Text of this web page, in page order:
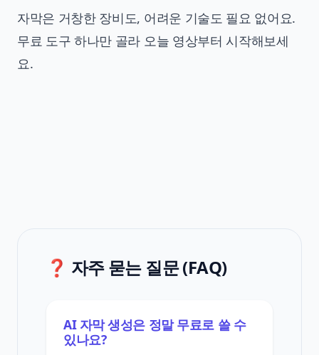
자막은 거창한 장비도, 어려운 기술도 필요 없어요.
무료 도구 하나만 골라 오늘 영상부터 시작해보세
요.
❓ 자주 묻는 질문 (FAQ)
AI 자막 생성은 정말 무료로 쓸 수
있나요?